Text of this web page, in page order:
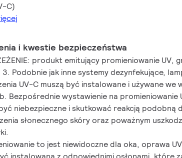
C)
i kwestie bezpieczeństwa
produkt emitujący promieniowanie UV,
3. Podobnie jak inne systemy dezynfekujące,
UV-C muszą być instalowane i używane we
Bezpośrednie wystawienie na promieniowanie
niebezpieczne i skutkować reakcją podobną
słonecznego skóry oraz poważnym
to jest niewidoczne dla oka, oprawa